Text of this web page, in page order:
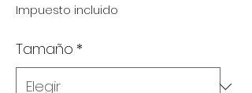
Impuesto incluido
Tamaño *